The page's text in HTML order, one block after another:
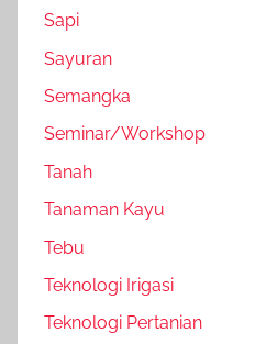
Sapi
Sayuran
Semangka
Seminar/Workshop
Tanah
Tanaman Kayu
Tebu
Teknologi Irigasi
Teknologi Pertanian